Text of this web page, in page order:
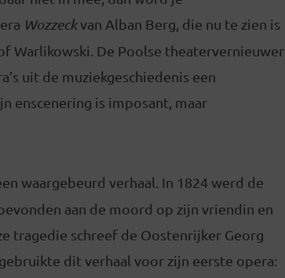
Wozzeckvan Alban Berg, die nu te zien is
Warlikowski. De Poolse theatervernieuwer
uit de muziekgeschiedenis een
enscenering is imposant, maar
waargebeurd verhaal. In 1824 werd de
aan de moord op zijn vriendin en
tragedie schreef de Oostenrijker Georg
dit verhaal voor zijn eerste opera: